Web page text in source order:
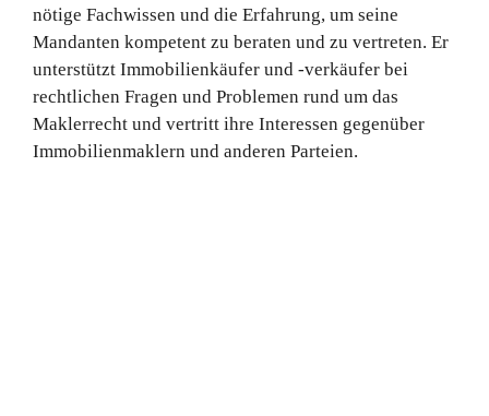
nötige Fachwissen und die Erfahrung, um seine
Mandanten kompetent zu beraten und zu vertreten. Er
unterstützt Immobilienkäufer und -verkäufer bei
rechtlichen Fragen und Problemen rund um das
Maklerrecht und vertritt ihre Interessen gegenüber
Immobilienmaklern und anderen Parteien.